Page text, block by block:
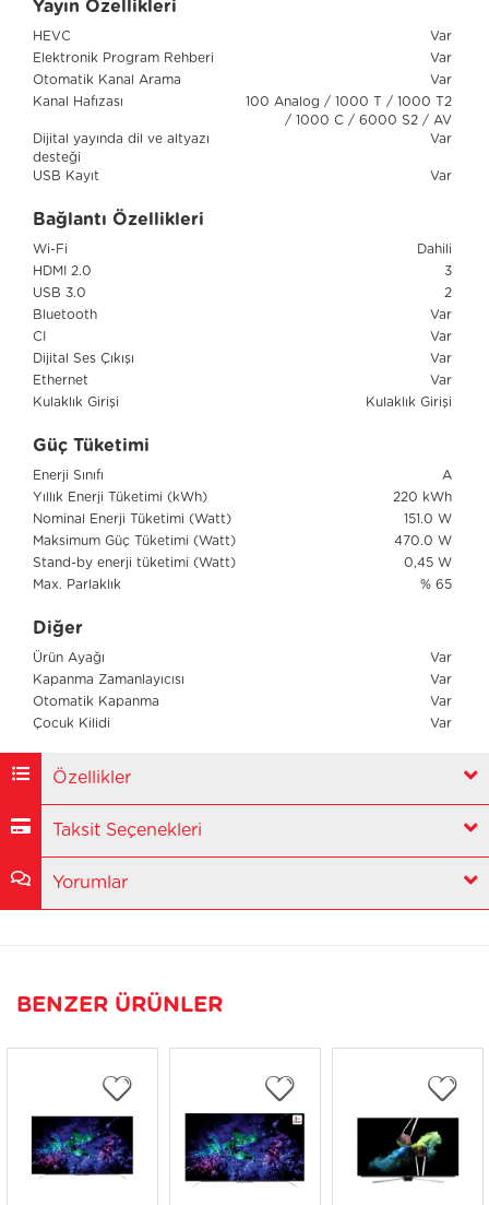
Yayın Özellikleri
HEVC
Var
Elektronik Program Rehberi
Var
Otomatik Kanal Arama
Var
Kanal Hafızası
100 Analog / 1000 T / 1000 T2
/ 1000 C / 6000 S2 / AV
Dijital yayında dil ve altyazı
desteği
Var
USB Kayıt Var
Bağlantı Özellikleri
Wi-Fi
Dahili
HDMI 2.0
3
USB 3.0
2
Bluetooth
Var
CI
Var
Dijital Ses Çıkışı
Var
Ethernet
Var
Kulaklık Girişi
Kulaklık Girişi
Güç Tüketimi
Enerji Sınıfı
A
Yıllık Enerji Tüketimi (kWh)
220 kWh
Nominal Enerji Tüketimi (Watt)
151.0 W
Maksimum Güç Tüketimi (Watt)
470.0 W
Stand-by enerji tüketimi (Watt)
0,45 W
Max. Parlaklık
% 65
Diğer
Ürün Ayağı
Var
Kapanma Zamanlayıcısı
Var
Otomatik Kapanma
Var
Çocuk Kilidi
Var
Özellikler
Taksit Seçenekleri
Yorumlar
BENZER ÜRÜNLER